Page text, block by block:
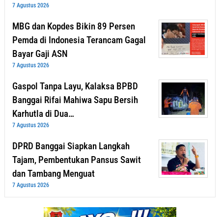
7 Agustus 2026
MBG dan Kopdes Bikin 89 Persen
Pemda di Indonesia Terancam Gagal
Bayar Gaji ASN
7 Agustus 2026
Gaspol Tanpa Layu, Kalaksa BPBD
Banggai Rifai Mahiwa Sapu Bersih
Karhutla di Dua…
7 Agustus 2026
DPRD Banggai Siapkan Langkah
Tajam, Pembentukan Pansus Sawit
dan Tambang Menguat
7 Agustus 2026